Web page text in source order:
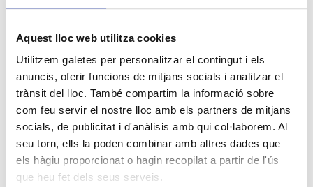
Aquest lloc web utilitza cookies
Utilitzem galetes per personalitzar el contingut i els
anuncis, oferir funcions de mitjans socials i analitzar el
trànsit del lloc. També compartim la informació sobre
com feu servir el nostre lloc amb els partners de mitjans
socials, de publicitat i d'anàlisis amb qui col·laborem. Al
seu torn, ells la poden combinar amb altres dades que
els hàgiu proporcionat o hagin recopilat a partir de l'ús
que heu fet dels seus serveis.
SOL·LICITUD D'ACCÉS (català)
SOL·LICITUD D'ACCÉS (castellà)
DESCARREGAR ARXIU
FASES